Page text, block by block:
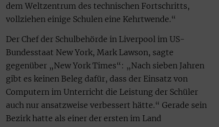
dem Weltzentrum des technischen Fortschritts,
vollziehen einige Schulen eine Kehrtwende.“
Der Chef der Schulbehörde in Liverpool im US-
Bundesstaat New York, Mark Lawson, sagte
gegenüber „New York Times“: „Nach sieben Jahren
gibt es keinen Beleg dafür, dass der Einsatz von
Computern im Unterricht die Leistung der Schüler
auch nur ansatzweise verbessert hätte.“ Gerade sein
Bezirk hatte als einer der ersten im Land